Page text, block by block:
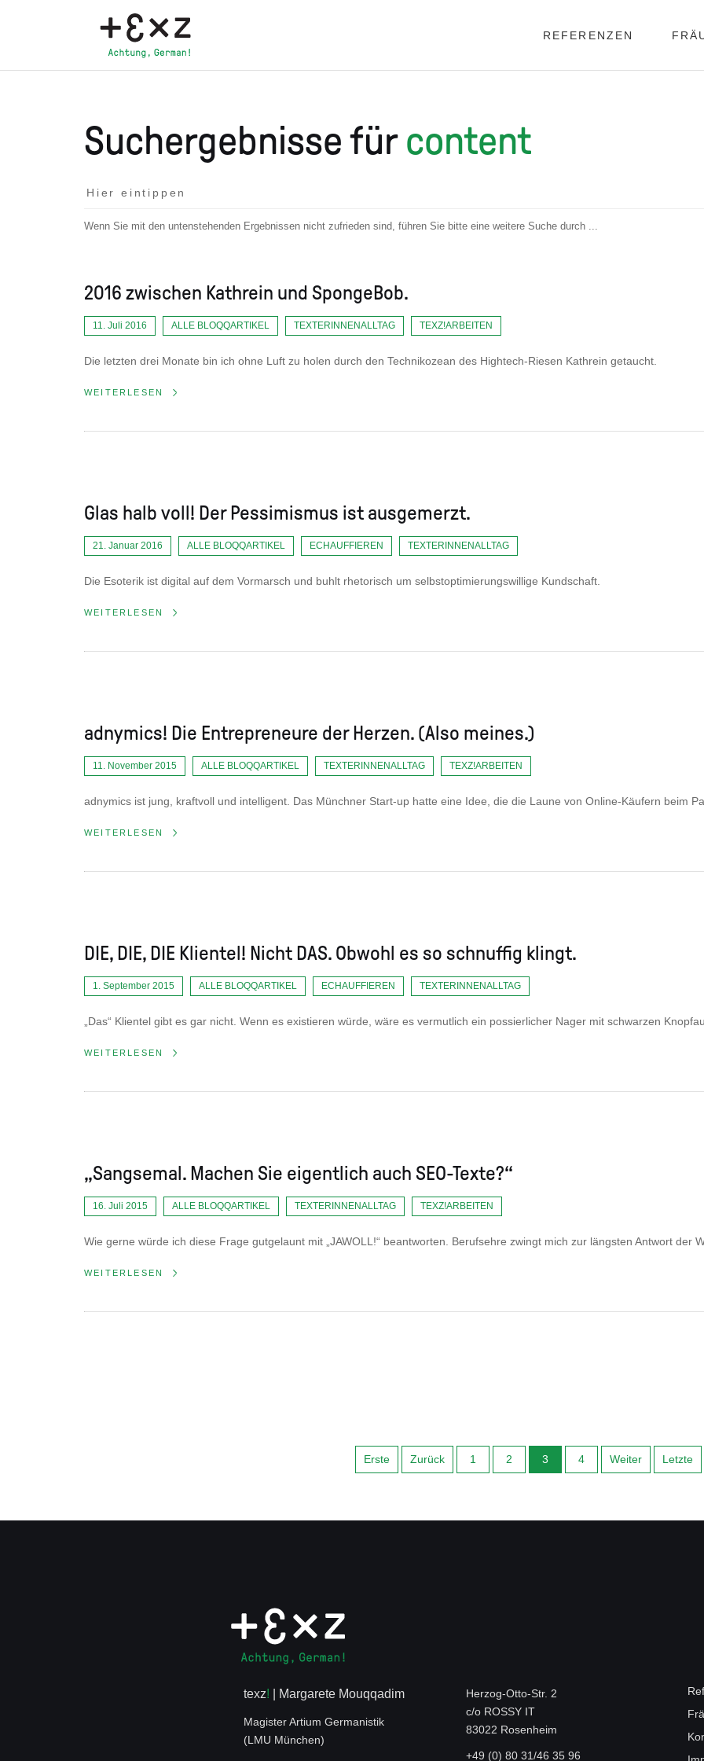
REFERENZEN
Suchergebnisse für content
Wenn Sie mit den untenstehenden Ergebnissen nicht zufrieden sind, führen Sie bitte eine weitere Suche durch ...
2016 zwischen Kathrein und SpongeBob.
11. Juli 2016 ALLE BLOQQARTIKEL TEXTERINNENALLTAG TEXZ!ARBEITEN
Die letzten drei Monate bin ich ohne Luft zu holen durch den Technikozean des Hightech-Riesen Kathrein getaucht.
WEITERLESEN
Glas halb voll! Der Pessimismus ist ausgemerzt.
21. Januar 2016 ALLE BLOQQARTIKEL ECHAUFFIEREN TEXTERINNENALLTAG
Die Esoterik ist digital auf dem Vormarsch und buhlt rhetorisch um selbstoptimierungswillige Kundschaft.
WEITERLESEN
adnymics! Die Entrepreneure der Herzen. (Also meines.)
11. November 2015 ALLE BLOQQARTIKEL TEXTERINNENALLTAG TEXZ!ARBEITEN
adnymics ist jung, kraftvoll und intelligent. Das Münchner Start-up hatte eine Idee, die die Laune von Online-Käufern beim
WEITERLESEN
DIE, DIE, DIE Klientel! Nicht DAS. Obwohl es so schnuffig klingt.
1. September 2015 ALLE BLOQQARTIKEL ECHAUFFIEREN TEXTERINNENALLTAG
„Das“ Klientel gibt es gar nicht. Wenn es existieren würde, wäre es vermutlich ein possierlicher Nager mit schwarzen
WEITERLESEN
„Sangsemal. Machen Sie eigentlich auch SEO-Texte?“
16. Juli 2015 ALLE BLOQQARTIKEL TEXTERINNENALLTAG TEXZ!ARBEITEN
Wie gerne würde ich diese Frage gutgelaunt mit „JAWOLL!“ beantworten. Berufsehre zwingt mich zur längsten Antwort der
WEITERLESEN
Erste Zurück 1 2 3 4 Weiter Letzte
texz! | Margarete Mouqqadim
Magister Artium Germanistik
(LMU München)
Herzog-Otto-Str. 2
c/o ROSSY IT
83022 Rosenheim
+49 (0) 80 31/46 35 96